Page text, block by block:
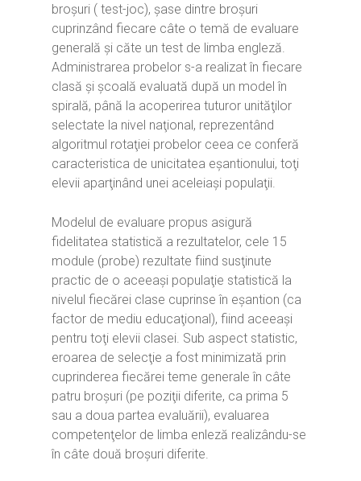
broşuri ( test-joc), şase dintre broşuri
cuprinzând fiecare câte o temă de evaluare
generală şi căte un test de limba engleză.
Administrarea probelor s-a realizat în fiecare
clasă şi şcoală evaluată după un model în
spirală, până la acoperirea tuturor unităţilor
selectate la nivel naţional, reprezentând
algoritmul rotaţiei probelor ceea ce conferă
caracteristica de unicitatea eşantionului, toţi
elevii aparţinând unei aceleiaşi populaţii.
Modelul de evaluare propus asigură
fidelitatea statistică a rezultatelor, cele 15
module (probe) rezultate fiind susţinute
practic de o aceeaşi populaţie statistică la
nivelul fiecărei clase cuprinse în eşantion (ca
factor de mediu educaţional), fiind aceeaşi
pentru toţi elevii clasei. Sub aspect statistic,
eroarea de selecţie a fost minimizată prin
cuprinderea fiecărei teme generale în câte
patru broşuri (pe poziţii diferite, ca prima 5
sau a doua partea evaluării), evaluarea
competenţelor de limba enleză realizându-se
în câte două broşuri diferite.